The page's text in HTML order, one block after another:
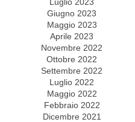
Giugno 2023
Maggio 2023
Aprile 2023
Novembre 2022
Ottobre 2022
Settembre 2022
Luglio 2022
Maggio 2022
Febbraio 2022
Dicembre 2021